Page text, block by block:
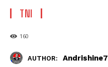
TNI
160
AUTHOR: Andrishine7